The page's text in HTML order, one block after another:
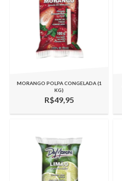
MORANGO POLPA CONGELADA (1
KG)
R$49,95